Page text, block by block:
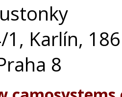
1, Karlín, 186
8